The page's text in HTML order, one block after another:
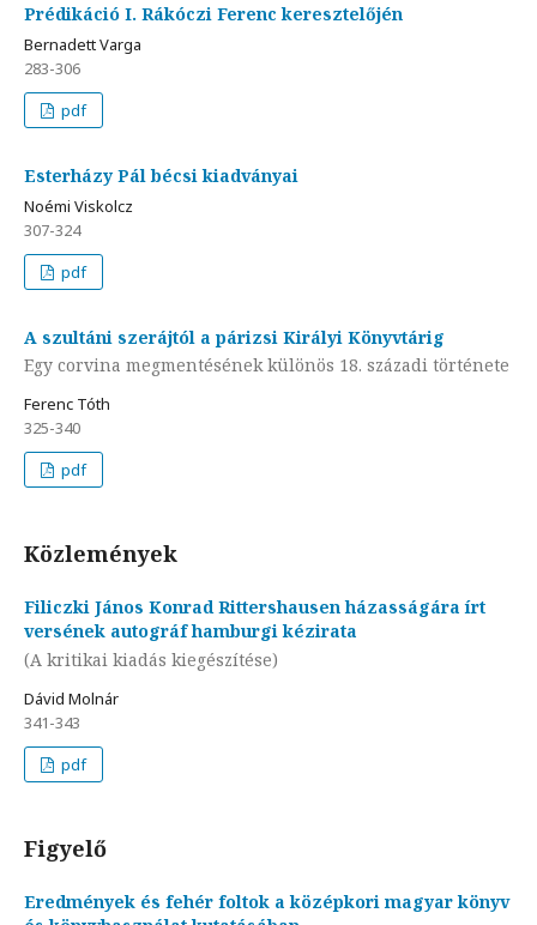
Prédikáció I. Rákóczi Ferenc keresztelőjén
Bernadett Varga
283-306
pdf
Esterházy Pál bécsi kiadványai
Noémi Viskolcz
307-324
pdf
A szultáni szerájtól a párizsi Királyi Könyvtárig
Egy corvina megmentésének különös 18. századi története
Ferenc Tóth
325-340
pdf
Közlemények
Filiczki János Konrad Rittershausen házasságára írt
versének autográf hamburgi kézirata
(A kritikai kiadás kiegészítése)
Dávid Molnár
341-343
pdf
Figyelő
Eredmények és fehér foltok a középkori magyar könyv